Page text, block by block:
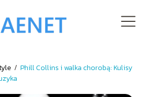
/ Phill Collins i walka chorobą: Kulisy